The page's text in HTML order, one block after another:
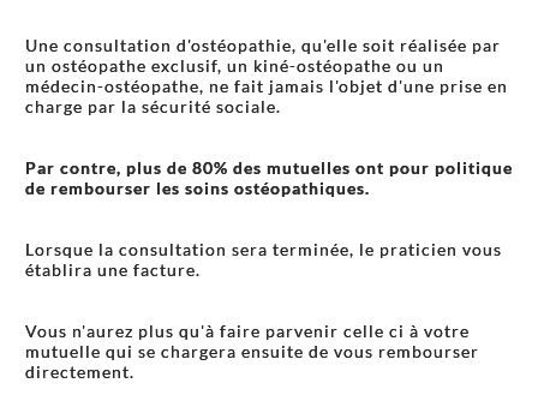
Une consultation d'ostéopathie, qu'elle soit réalisée par
un ostéopathe exclusif, un kiné-ostéopathe ou un
médecin-ostéopathe, ne fait jamais l'objet d'une prise en
charge par la sécurité sociale.
Par contre, plus de 80% des mutuelles ont pour politique
de rembourser les soins ostéopathiques.
Lorsque la consultation sera terminée, le praticien vous
établira une facture.
Vous n'aurez plus qu'à faire parvenir celle ci à votre
mutuelle qui se chargera ensuite de vous rembourser
directement.